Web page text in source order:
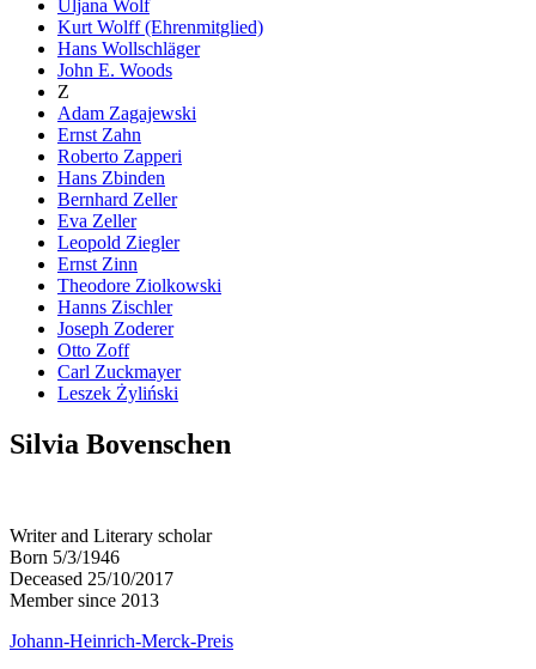
Uljana Wolf
Kurt Wolff (Ehrenmitglied)
Hans Wollschläger
John E. Woods
Z
Adam Zagajewski
Ernst Zahn
Roberto Zapperi
Hans Zbinden
Bernhard Zeller
Eva Zeller
Leopold Ziegler
Ernst Zinn
Theodore Ziolkowski
Hanns Zischler
Joseph Zoderer
Otto Zoff
Carl Zuckmayer
Leszek Żyliński
Silvia Bovenschen
Writer and Literary scholar
Born 5/3/1946
Deceased 25/10/2017
Member since 2013
Johann-Heinrich-Merck-Preis